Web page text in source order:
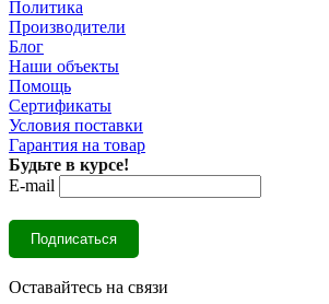
Политика
Производители
Блог
Наши объекты
Помощь
Сертификаты
Условия поставки
Гарантия на товар
Будьте в курсе!
E-mail
Оставайтесь на связи